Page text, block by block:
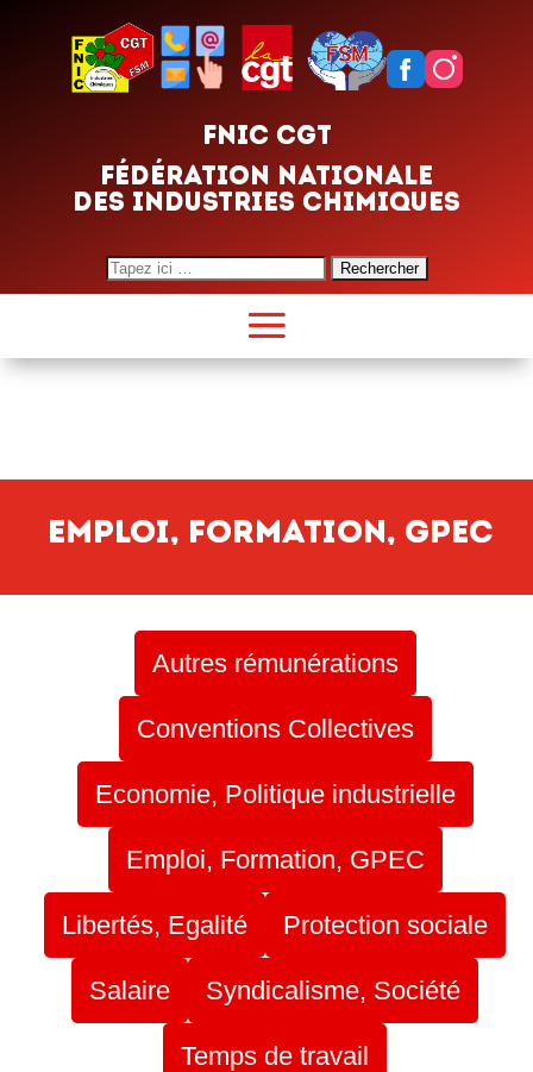
FNIC CGT
FÉDÉRATION NATIONALE
DES INDUSTRIES CHIMIQUES
Search
for:
Emploi, Formation, GPEC
Autres rémunérations
Conventions Collectives
Economie, Politique industrielle
Emploi, Formation, GPEC
Libertés, Egalité Protection sociale
Salaire Syndicalisme, Société
Temps de travail